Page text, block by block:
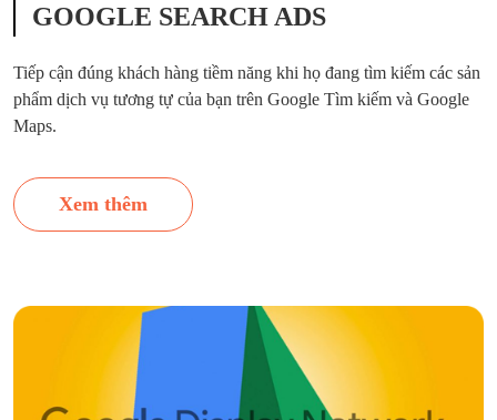
GOOGLE SEARCH ADS
Tiếp cận đúng khách hàng tiềm năng khi họ đang tìm kiếm các sản
phẩm dịch vụ tương tự của bạn trên Google Tìm kiếm và Google
Maps.
Xem thêm